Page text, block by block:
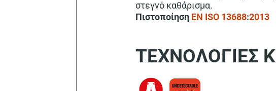
στεγνό καθάρισμα.
Πιστοποίηση EN ISO 13688:2013
ΤΕΧΝΟΛΟΓΙΕΣ